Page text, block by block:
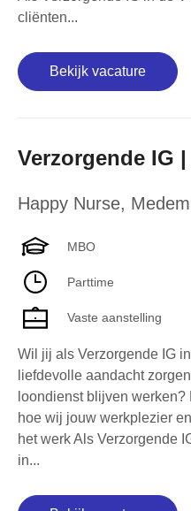
cliënten...
Bekijk vacature
Verzorgende IG |
Happy Nurse,
MBO
Parttime
Vaste aanstelling
Wil jij als Verzorgende IG
liefdevolle aandacht
loondienst blijven
hoe wij jouw werkplezier
het werk Als Verzorgende
in...